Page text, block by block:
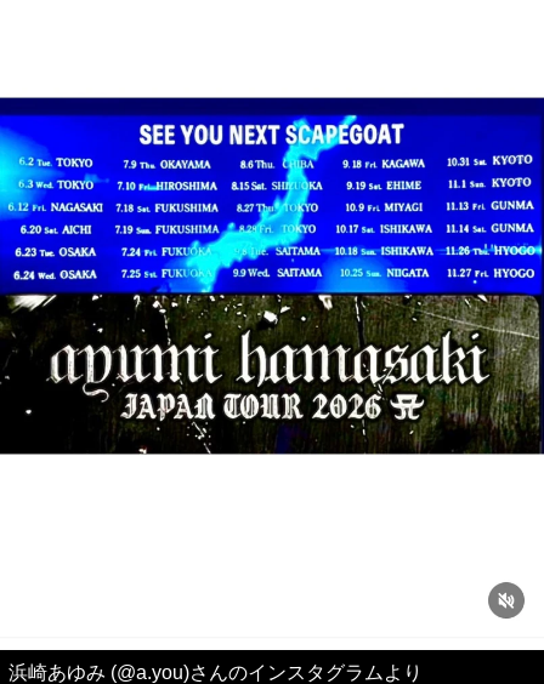
浜崎あゆみ (@a.you)さんのインスタグラムより